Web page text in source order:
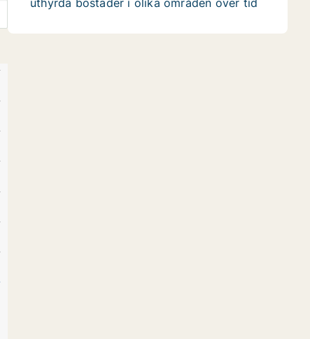
uthyrda bostäder i olika områden över tid